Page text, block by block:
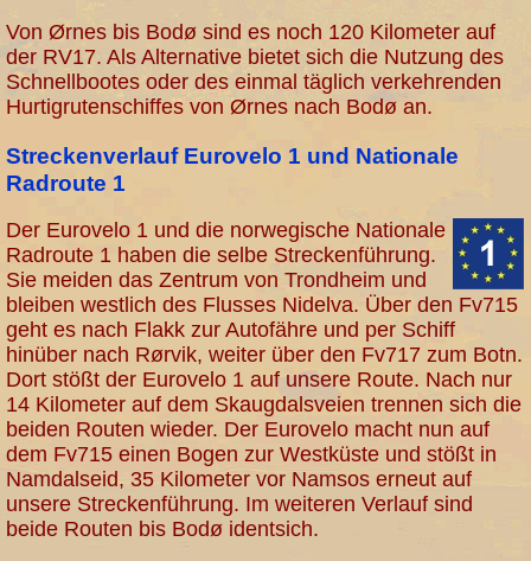
Von Ørnes bis Bodø sind es noch 120 Kilometer auf
der RV17. Als Alternative bietet sich die Nutzung des
Schnellbootes oder des einmal täglich verkehrenden
Hurtigrutenschiffes von Ørnes nach Bodø an.
Streckenverlauf Eurovelo 1 und Nationale
Radroute 1
Der Eurovelo 1 und die norwegische Nationale
Radroute 1 haben die selbe Streckenführung.
Sie meiden das Zentrum von Trondheim und
bleiben westlich des Flusses Nidelva. Über den Fv715
geht es nach Flakk zur Autofähre und per Schiff
hinüber nach Rørvik, weiter über den Fv717 zum Botn.
Dort stößt der Eurovelo 1 auf unsere Route. Nach nur
14 Kilometer auf dem Skaugdalsveien trennen sich die
beiden Routen wieder. Der Eurovelo macht nun auf
dem Fv715 einen Bogen zur Westküste und stößt in
Namdalseid, 35 Kilometer vor Namsos erneut auf
unsere Streckenführung. Im weiteren Verlauf sind
beide Routen bis Bodø identsich.